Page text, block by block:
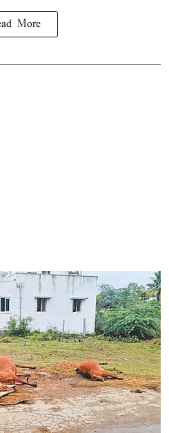
More